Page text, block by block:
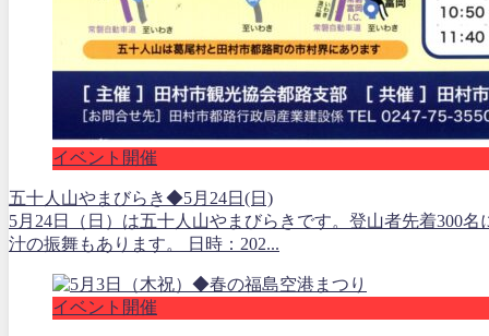
イベント開催
五十人山やまびらき◆5月24日(日)
5月24日（日）は五十人山やまびらきです。登山者先着300
汁の振舞もあります。 日時：202...
イベント開催